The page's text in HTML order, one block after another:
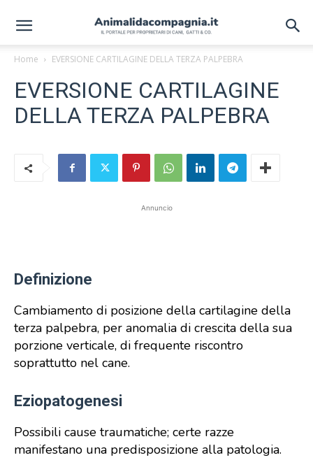
Home EVERSIONE CARTILAGINE DELLA TERZA PALPEBRA
EVERSIONE CARTILAGINE
DELLA TERZA PALPEBRA
Annuncio
Definizione
Cambiamento di posizione della cartilagine della
terza palpebra, per anomalia di crescita della sua
porzione verticale, di frequente riscontro
soprattutto nel cane.
Eziopatogenesi
Possibili cause traumatiche; certe razze
manifestano una predisposizione alla patologia.